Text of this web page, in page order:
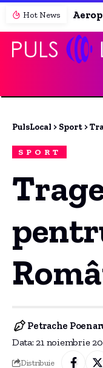
Hot News
PulsLocal > Sport >
SPORT
Data: 21 noiembrie
Petrache
Distribuie